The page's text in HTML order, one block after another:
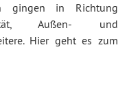
gingen in Richtung
Außen- und
Hier geht es zum